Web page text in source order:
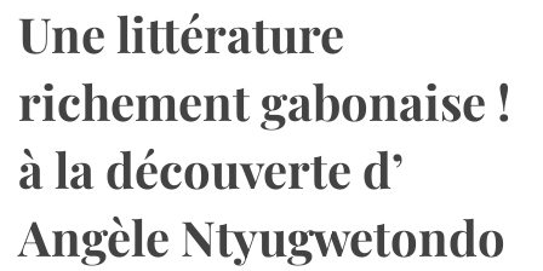
Une littérature
richement gabonaise !
à la découverte d’
Angèle Ntyugwetondo